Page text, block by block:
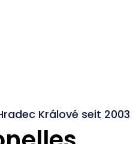
Králové seit 2003